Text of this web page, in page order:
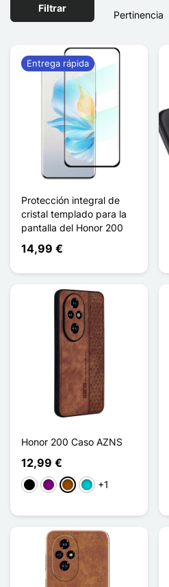
Filtrar
Protección integral de
cristal templado para la
pantalla del Honor 200
14,99 €
Entrega rápida
Honor 200 Caso AZNS
12,99 €
NegroPúrpuraMarrónTurquesa
+1